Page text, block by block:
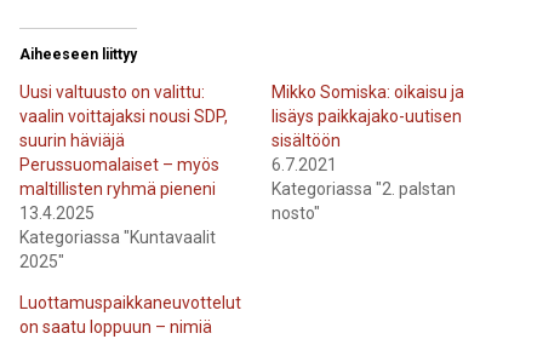
Aiheeseen liittyy
Uusi valtuusto on valittu:
vaalin voittajaksi nousi SDP,
suurin häviäjä
Perussuomalaiset – myös
maltillisten ryhmä pieneni
13.4.2025
Kategoriassa "Kuntavaalit
2025"
Mikko Somiska: oikaisu ja
lisäys paikkajako-uutisen
sisältöön
6.7.2021
Kategoriassa "2. palstan
nosto"
Luottamuspaikkaneuvottelut
on saatu loppuun – nimiä